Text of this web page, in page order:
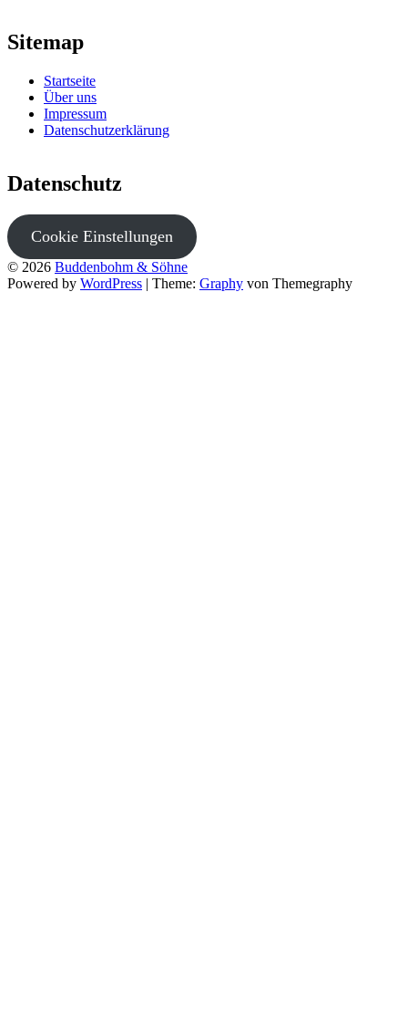
Sitemap
Startseite
Über uns
Impressum
Datenschutzerklärung
Datenschutz
Cookie Einstellungen
© 2026 Buddenbohm & Söhne
Powered by WordPress | Theme: Graphy von Themegraphy